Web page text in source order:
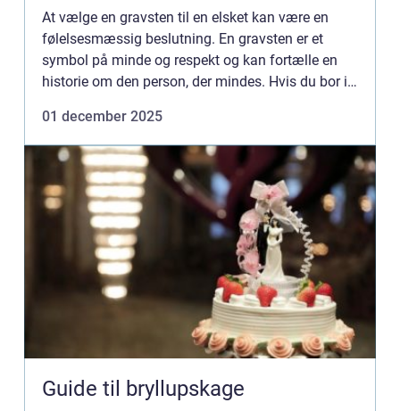
At vælge en gravsten til en elsket kan være en
følelsesmæssig beslutning. En gravsten er et
symbol på minde og respekt og kan fortælle en
historie om den person, der mindes. Hvis du bor i
01 december 2025
Guide til bryllupskage